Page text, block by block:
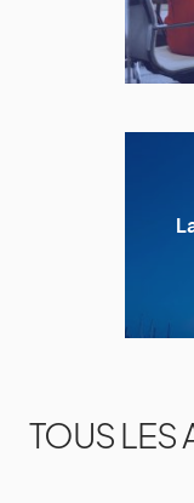
TOUS LES